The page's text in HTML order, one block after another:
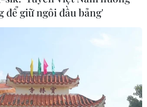
để giữ ngôi đầu bảng'